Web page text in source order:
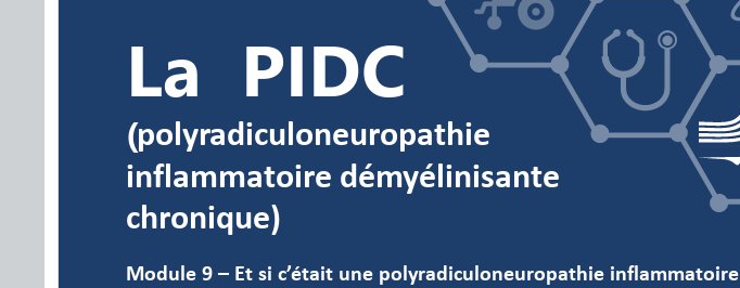
Module 9 – Et si c’était une polyradiculoneuropathie inflammatoire
La PIDC
(polyradiculoneuropathie
inflammatoire démyélinisante
chronique)